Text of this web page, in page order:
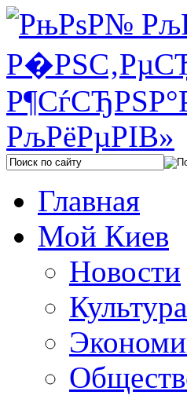
Главная
Мой Киев
Новости
Культура